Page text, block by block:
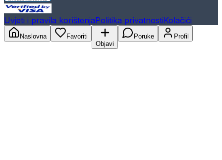
Uvjeti i pravila korištenjaPolitika privatnostiKolačići
Naslovna
Favoriti
Objavi
Poruke Profil